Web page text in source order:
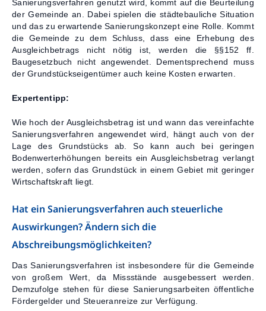
Sanierungsverfahren genutzt wird, kommt auf die Beurteilung
der Gemeinde an. Dabei spielen die städtebauliche Situation
und das zu erwartende Sanierungskonzept eine Rolle. Kommt
die Gemeinde zu dem Schluss, dass eine Erhebung des
Ausgleichbetrags nicht nötig ist, werden die §§152 ff.
Baugesetzbuch nicht angewendet. Dementsprechend muss
der Grundstückseigentümer auch keine Kosten erwarten.
Expertentipp:
Wie hoch der Ausgleichsbetrag ist und wann das vereinfachte
Sanierungsverfahren angewendet wird, hängt auch von der
Lage des Grundstücks ab. So kann auch bei geringen
Bodenwerterhöhungen bereits ein Ausgleichsbetrag verlangt
werden, sofern das Grundstück in einem Gebiet mit geringer
Wirtschaftskraft liegt.
Hat ein Sanierungsverfahren auch steuerliche
Auswirkungen? Ändern sich die
Abschreibungsmöglichkeiten?
Das Sanierungsverfahren ist insbesondere für die Gemeinde
von großem Wert, da Missstände ausgebessert werden.
Demzufolge stehen für diese Sanierungsarbeiten öffentliche
Fördergelder und Steueranreize zur Verfügung.